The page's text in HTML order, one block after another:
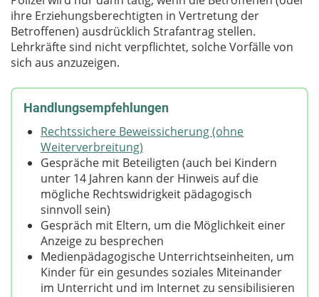
ihre Erziehungsberechtigten in Vertretung der
Betroffenen) ausdrücklich Strafantrag stellen.
Lehrkräfte sind nicht verpflichtet, solche Vorfälle von
sich aus anzuzeigen.
Handlungsempfehlungen
Rechtssichere Beweissicherung (ohne
Weiterverbreitung)
Gespräche mit Beteiligten (auch bei Kindern
unter 14 Jahren kann der Hinweis auf die
mögliche Rechtswidrigkeit pädagogisch
sinnvoll sein)
Gespräch mit Eltern, um die Möglichkeit einer
Anzeige zu besprechen
Medienpädagogische Unterrichtseinheiten, um
Kinder für ein gesundes soziales Miteinander
im Unterricht und im Internet zu sensibilisieren